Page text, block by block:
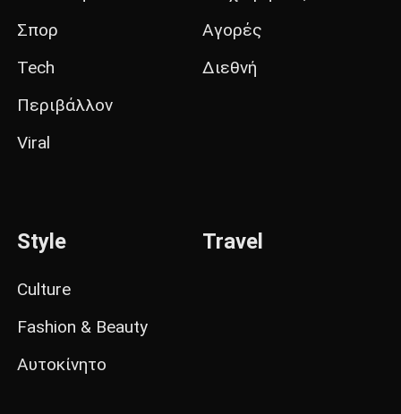
Σπορ
Tech
Περιβάλλον
Viral
Αγορές
Διεθνή
Style
Culture
Fashion & Beauty
Αυτοκίνητο
Travel